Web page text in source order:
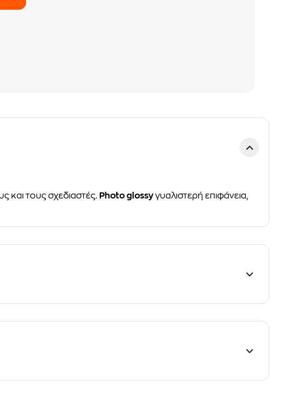
και τους σχεδιαστές. Photo glossyγυαλιστερή επιφάνεια,